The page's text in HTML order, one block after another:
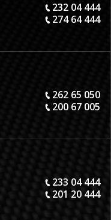
232 04 444
274 64 444
262 65 050
200 67 005
233 04 444
201 20 444